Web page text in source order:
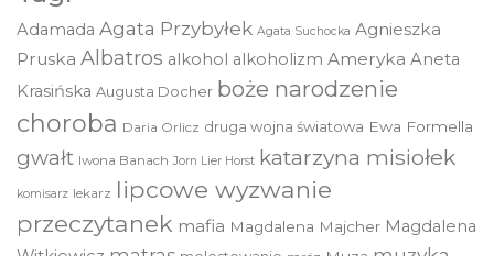
Adamada Agata Przybyłek Agata Suchocka Agnieszka
Pruska Albatros alkohol alkoholizm Ameryka Aneta
Krasińska Augusta Docher boże narodzenie
choroba Daria Orlicz druga wojna światowa Ewa Formella
gwałt Iwona Banach Jorn Lier Horst katarzyna misiołek
komisarz lekarz lipcowe wyzwanie
przeczytanek mafia Magdalena Majcher Magdalena